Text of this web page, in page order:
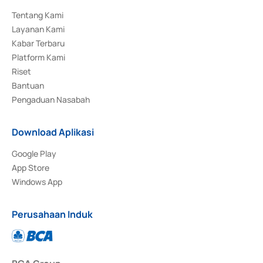
Tentang Kami
Layanan Kami
Kabar Terbaru
Platform Kami
Riset
Bantuan
Pengaduan Nasabah
Download Aplikasi
Google Play
App Store
Windows App
Perusahaan Induk